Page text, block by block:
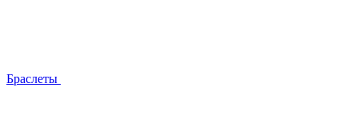
Браслеты